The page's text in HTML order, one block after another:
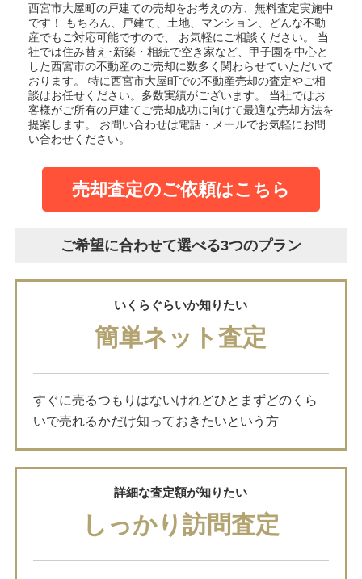
西宮市大屋町の戸建ての売却をお考えの方、無料査定実施中
です！
もちろん、戸建て、土地、マンション、どんな不動
産でもご対応可能ですので、 お気軽にご相談ください。
当
社では住み替え･新築・相続で空き家など、甲子園を中心と
した西宮市の不動産のご売却に数多く関わらせていただいて
おります。
特に西宮市大屋町での不動産売却の査定やご相
談はお任せください。多数実績がございます。
当社ではお
客様がご所有の戸建てご売却成功に向けて最適な売却方法を
提案します。
お問い合わせは電話・メールでお気軽にお問
い合わせください。
売却査定のご依頼はこちら
ご希望に合わせて選べる3つのプラン
いくらぐらいか知りたい
簡単ネット査定
すぐに売るつもりはないけれどひとまずどのくら
いで売れるかだけ知っておきたいという方
詳細な査定額が知りたい
しっかり訪問査定